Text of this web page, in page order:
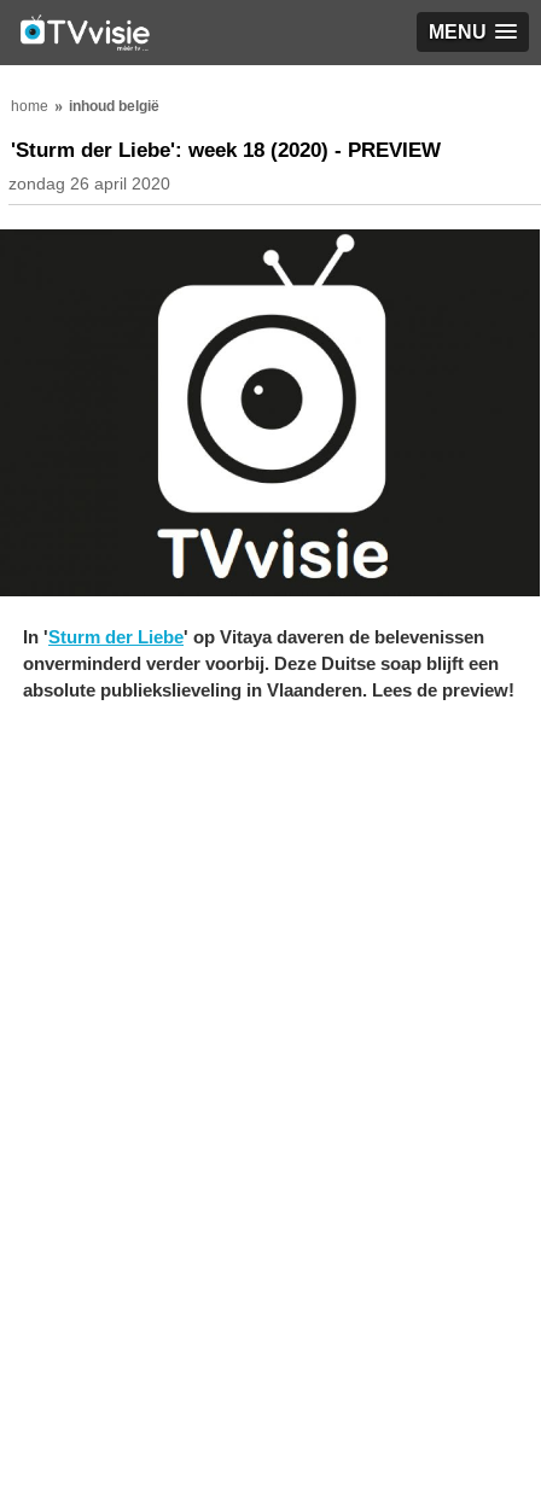
MENU
home inhoud belgië
'Sturm der Liebe': week 18 (2020) - PREVIEW
zondag 26 april 2020
In 'Sturm der Liebe' op Vitaya daveren de belevenissen
onverminderd verder voorbij. Deze Duitse soap blijft een
absolute publiekslieveling in Vlaanderen. Lees de preview!